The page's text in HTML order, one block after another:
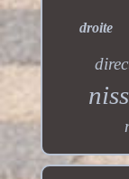
droite